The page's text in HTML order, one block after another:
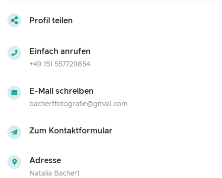
Profil teilen
Einfach anrufen
+49 151 557729854
E-Mail schreiben
bachertfotografie@gmail.com
Zum Kontaktformular
Adresse
Natalia Bachert